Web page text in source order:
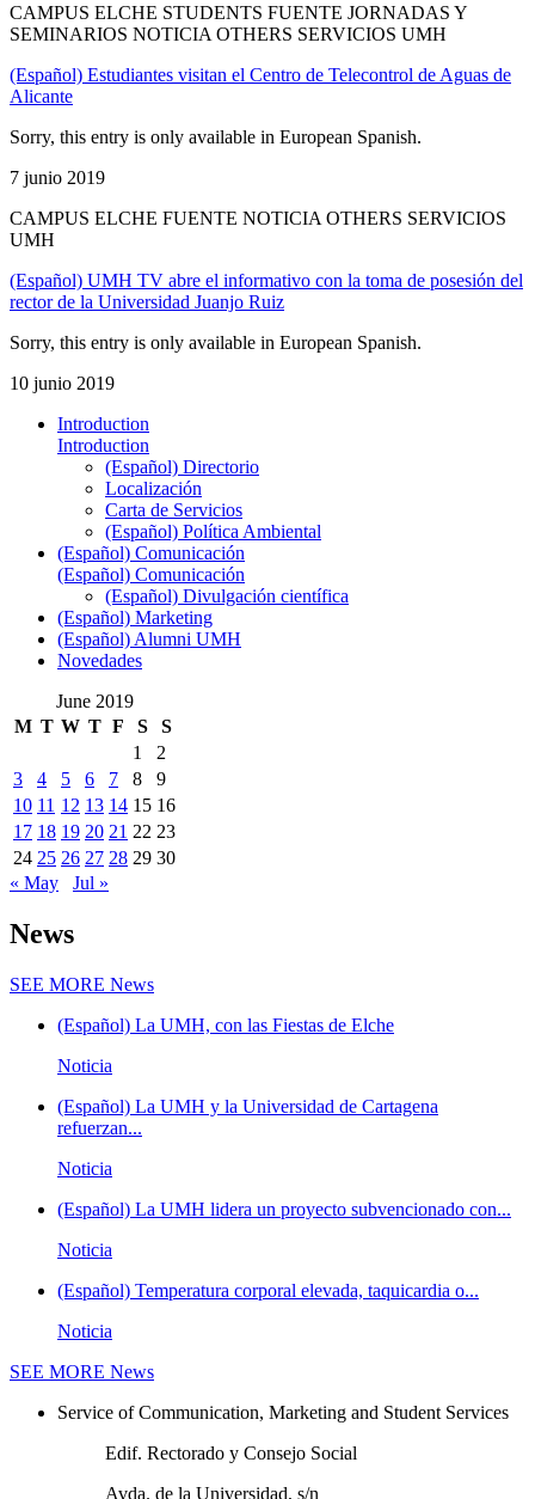
CAMPUS ELCHE STUDENTS FUENTE JORNADAS Y
SEMINARIOS NOTICIA OTHERS SERVICIOS UMH
(Español) Estudiantes visitan el Centro de Telecontrol de Aguas de
Alicante
Sorry, this entry is only available in European Spanish.
7 junio 2019
CAMPUS ELCHE FUENTE NOTICIA OTHERS SERVICIOS
UMH
(Español) UMH TV abre el informativo con la toma de posesión del
rector de la Universidad Juanjo Ruiz
Sorry, this entry is only available in European Spanish.
10 junio 2019
Introduction
Introduction
(Español) Directorio
Localización
Carta de Servicios
(Español) Política Ambiental
(Español) Comunicación
(Español) Comunicación
(Español) Divulgación científica
(Español) Marketing
(Español) Alumni UMH
Novedades
June 2019
M T W T F S
S
1
2
3
4 5 6 7 8
9
10 11 12 13 14 15 16
17 18 19 20 21 22 23
24 25 26 27 28 29 30
« May
Jul »
News
SEE MORE News
(Español) La UMH, con las Fiestas de Elche
Noticia
(Español) La UMH y la Universidad de Cartagena
refuerzan...
Noticia
(Español) La UMH lidera un proyecto subvencionado con...
Noticia
(Español) Temperatura corporal elevada, taquicardia o...
Noticia
SEE MORE News
Service of Communication, Marketing and Student Services
Edif. Rectorado y Consejo Social
Avda. de la Universidad, s/n